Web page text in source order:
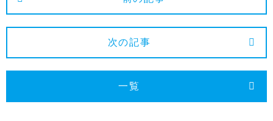
次の記事
一覧